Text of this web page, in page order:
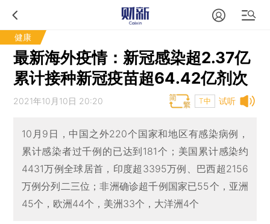
健康
最新海外疫情：新冠感染超2.37亿
累计接种新冠疫苗超64.42亿剂次
试听
2021年10月10日 20:20 T中
10月9日，中国之外220个国家和地区有感染病例，
累计感染者过千例的已达到181个；美国累计感染约
4431万例全球居首，印度超3395万例、巴西超2156
万例分列二三位；非洲确诊超千例国家已55个，亚洲
45个，欧洲44个，美洲33个，大洋洲4个